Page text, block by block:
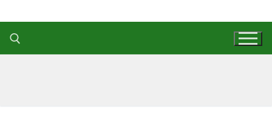
Inhalt
springen